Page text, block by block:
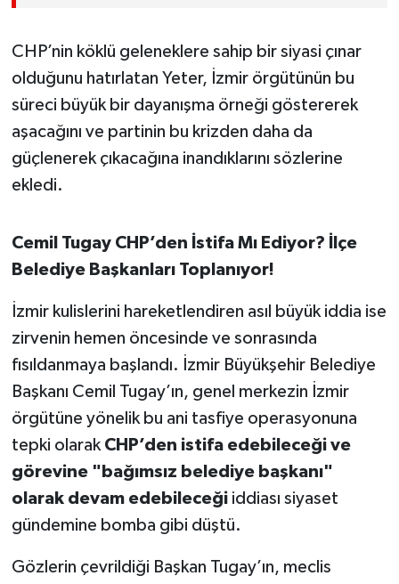
CHP’nin köklü geleneklere sahip bir siyasi çınar
olduğunu hatırlatan Yeter, İzmir örgütünün bu
süreci büyük bir dayanışma örneği göstererek
aşacağını ve partinin bu krizden daha da
güçlenerek çıkacağına inandıklarını sözlerine
ekledi.
Cemil Tugay CHP’den İstifa Mı Ediyor? İlçe
Belediye Başkanları Toplanıyor!
İzmir kulislerini hareketlendiren asıl büyük iddia ise
zirvenin hemen öncesinde ve sonrasında
fısıldanmaya başlandı. İzmir Büyükşehir Belediye
Başkanı Cemil Tugay’ın, genel merkezin İzmir
örgütüne yönelik bu ani tasfiye operasyonuna
tepki olarak CHP’den istifa edebileceği ve
görevine "bağımsız belediye başkanı"
olarak devam edebileceğiiddiası siyaset
gündemine bomba gibi düştü.
Gözlerin çevrildiği Başkan Tugay’ın, meclis
YAŞAM